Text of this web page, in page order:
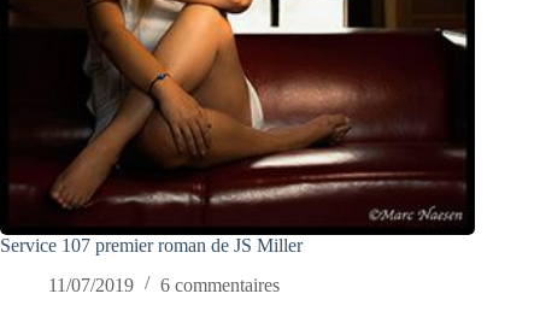
Service 107 premier roman de JS Miller
11/07/2019
6 commentaires